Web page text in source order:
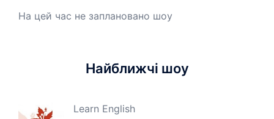
На цей час не заплановано шоу
Найближчі шоу
Learn English